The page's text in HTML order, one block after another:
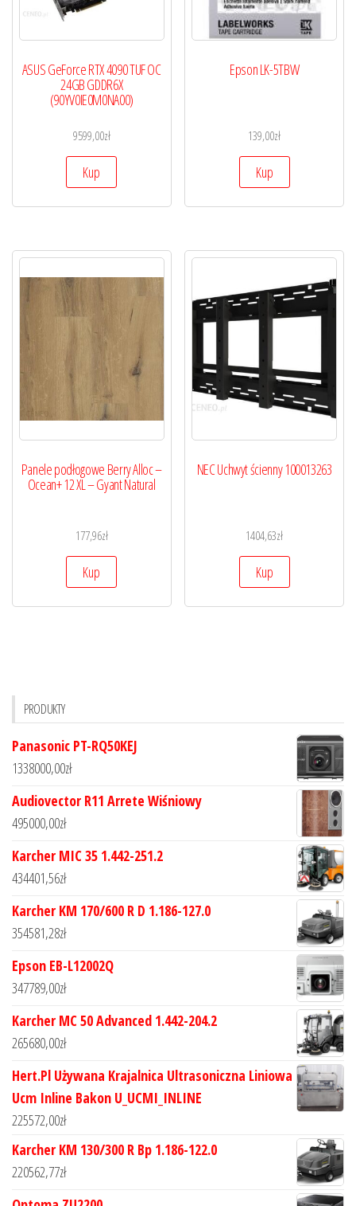
ASUS GeForce RTX 4090 TUF OC
24GB GDDR6X
(90YV0IE0M0NA00)
9599,00zł
Kup
Epson LK-5TBW
139,00zł
Kup
Panele podłogowe Berry Alloc –
Ocean+ 12 XL – Gyant Natural
177,96zł
Kup
NEC Uchwyt ścienny 100013263
1404,63zł
Kup
PRODUKTY
Panasonic PT-RQ50KEJ
1338000,00zł
Audiovector R11 Arrete Wiśniowy
495000,00zł
Karcher MIC 35 1.442-251.2
434401,56zł
Karcher KM 170/600 R D 1.186-127.0
354581,28zł
Epson EB-L12002Q
347789,00zł
Karcher MC 50 Advanced 1.442-204.2
265680,00zł
Hert.Pl Używana Krajalnica Ultrasoniczna Liniowa
Ucm Inline Bakon U_UCMI_INLINE
225572,00zł
Karcher KM 130/300 R Bp 1.186-122.0
220562,77zł